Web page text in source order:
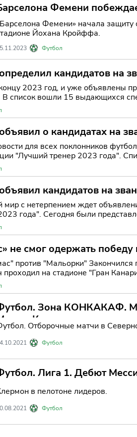
Фемени
Фемени» начала защиту
Йохана Кройффа.
Футбол
кандидатов на
2023 год, и уже объявлены
список вошли 15 выдающихся
з
о кандидатах на
для всех поклонников
"Лучший тренер 2023 года".
В него вошли
кандидатов на
с нетерпением ждет
года". Сегодня были
в с
не смог одержать
Примеру
матч испанской Примеры, в котором "Лас-Пальмас" принимал
на стадионе "Гран
Зона КОНКАКАФ.
в Катар.
Отборочные матчи в
Футбол
Лига 1. Дебют
в пелотоне лидеров.
Футбол